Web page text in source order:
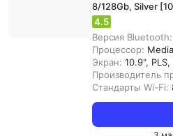
8/128Gb, Silver
4.5
Версия Bluetooth:
Процессор:
Экран: 10.9",
Производитель
Стандарты Wi-Fi: